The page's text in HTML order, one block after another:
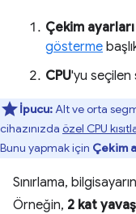
Çekim ayarları
gösterme
CPU'yu seçilen
İpucu:Alt ve orta
cihazınızda özel CPU
Bunu yapmak için Çekim
Sınırlama,
Örneğin, 2 kat